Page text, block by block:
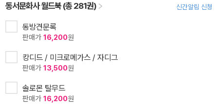
동서문화사 월드북 (총 281권) 신간알림 신청
동방견문록
판매가 16,200원
캉디드 / 미크로메가스 / 자디그
판매가 13,500원
솔로몬 탈무드
판매가 16,200원